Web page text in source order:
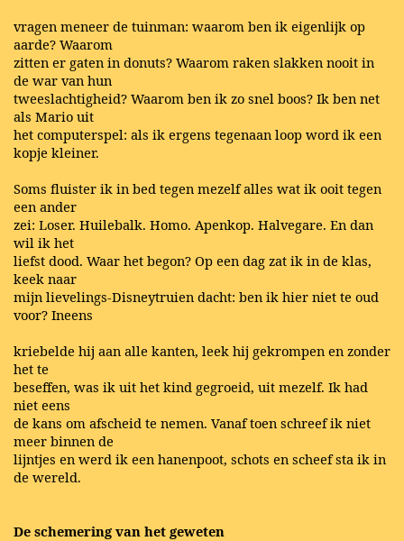
vragen meneer de tuinman: waarom ben ik eigenlijk op
aarde? Waarom
zitten er gaten in donuts? Waarom raken slakken nooit in
de war van hun
tweeslachtigheid? Waarom ben ik zo snel boos? Ik ben net
als Mario uit
het computerspel: als ik ergens tegenaan loop word ik een
kopje kleiner.
Soms fluister ik in bed tegen mezelf alles wat ik ooit tegen
een ander
zei: Loser. Huilebalk. Homo. Apenkop. Halvegare. En dan
wil ik het
liefst dood. Waar het begon? Op een dag zat ik in de klas,
keek naar
mijn lievelings-Disneytruien dacht: ben ik hier niet te oud
voor? Ineens
kriebelde hij aan alle kanten, leek hij gekrompen en zonder
het te
beseffen, was ik uit het kind gegroeid, uit mezelf. Ik had
niet eens
de kans om afscheid te nemen. Vanaf toen schreef ik niet
meer binnen de
lijntjes en werd ik een hanenpoot, schots en scheef sta ik in
de wereld.
De schemering van het geweten